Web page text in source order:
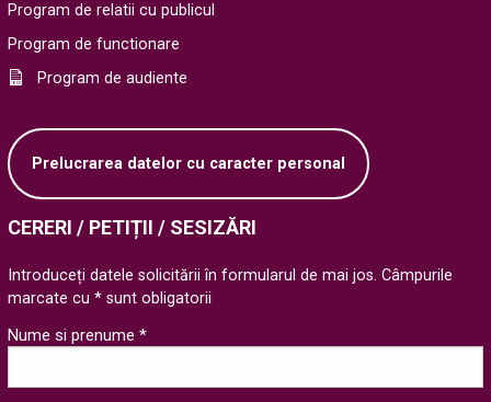
Program de relatii cu publicul
Program de functionare
Program de audiente
Prelucrarea datelor cu caracter personal
CERERI / PETIȚII / SESIZĂRI
Introduceți datele solicitării în formularul de mai jos. Câmpurile
marcate cu * sunt obligatorii
Nume si prenume *